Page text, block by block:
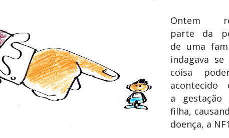
Ontem
parte da
de uma
indagava se
coisa
acontecido
a gestação
filha,
doença, a